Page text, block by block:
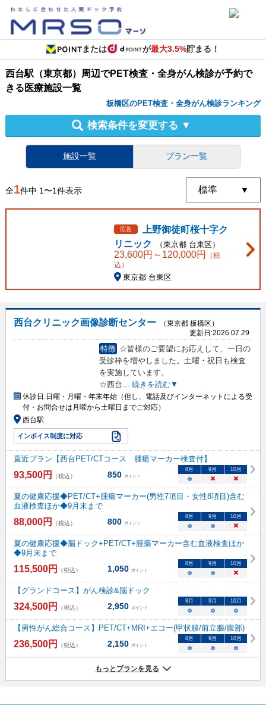
または が最大3.5%貯まる！
西台駅（東京都）周辺でPET検査・全身がん検診が予約で
きる医療施設一覧
板橋区のPET検査・全身がん検診ランキング
検索条件を変更する ▼
施設一覧 プラン一覧
全1件中 1〜1件表示
広告
上野御徒町桜十字ク
リニック
（東京都 台東区）
23,600円～ 120,000円
（税
込）
東京都 台東区
西台クリニック画像診断センター
（東京都 板橋区）
更新日:2026.07.29
特徴 ☆皆様のご要望にお応えして、一日の
受診枠を増やしました。土曜・祝日も検査
を実施しています。
☆西台... 続きを読む▼
休診日:日曜・月曜・年末年始（但し、電話及びインターネットによる受
付・お問合せは月曜から土曜日までご対応）
西台駅
インボイス制度に対応
直近プラン【西台PET/CTコース 腫瘍マーカー検査付】
93,500円 （税込） 850 ポイント
8月 9月 10月
○ × ×
夏の健康応援◆PET/CT+腫瘍マーカー(男性7項目・女性8項目)含む
血液検査ほか◆9月末まで
88,000円 （税込） 800 ポイント
8月 9月 10月
○ ○ ×
夏の健康応援◆脳ドック+PET/CT+腫瘍マーカー含む血液検査ほか
◆9月末まで
115,500円 （税込） 1,050 ポイント
8月 9月 10月
○ ○ ×
【グランドコース】がん検診&脳ドック
324,500円 （税込） 2,950 ポイント
8月 9月 10月
○ ○ ○
【男性がん総合コース】PET/CT+MRI+エコー(甲状腺/前立腺/腹部)
236,500円 （税込） 2,150 ポイント
8月 9月 10月
○ ○ ○
もっとプランを見る